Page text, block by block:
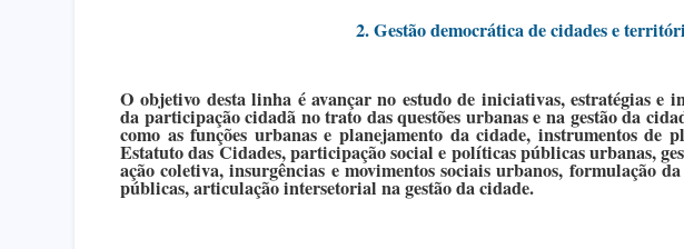
2. Gestão democrática de cidades e
O objetivo desta linha é avançar no estudo de iniciativas, estratégias e
da participação cidadã no trato das questões urbanas e na gestão da
como as funções urbanas e planejamento da cidade, instrumentos de
Estatuto das Cidades, participação social e políticas públicas urbanas,
ação coletiva, insurgências e movimentos sociais urbanos, formulação
públicas, articulação intersetorial na gestão da cidade.